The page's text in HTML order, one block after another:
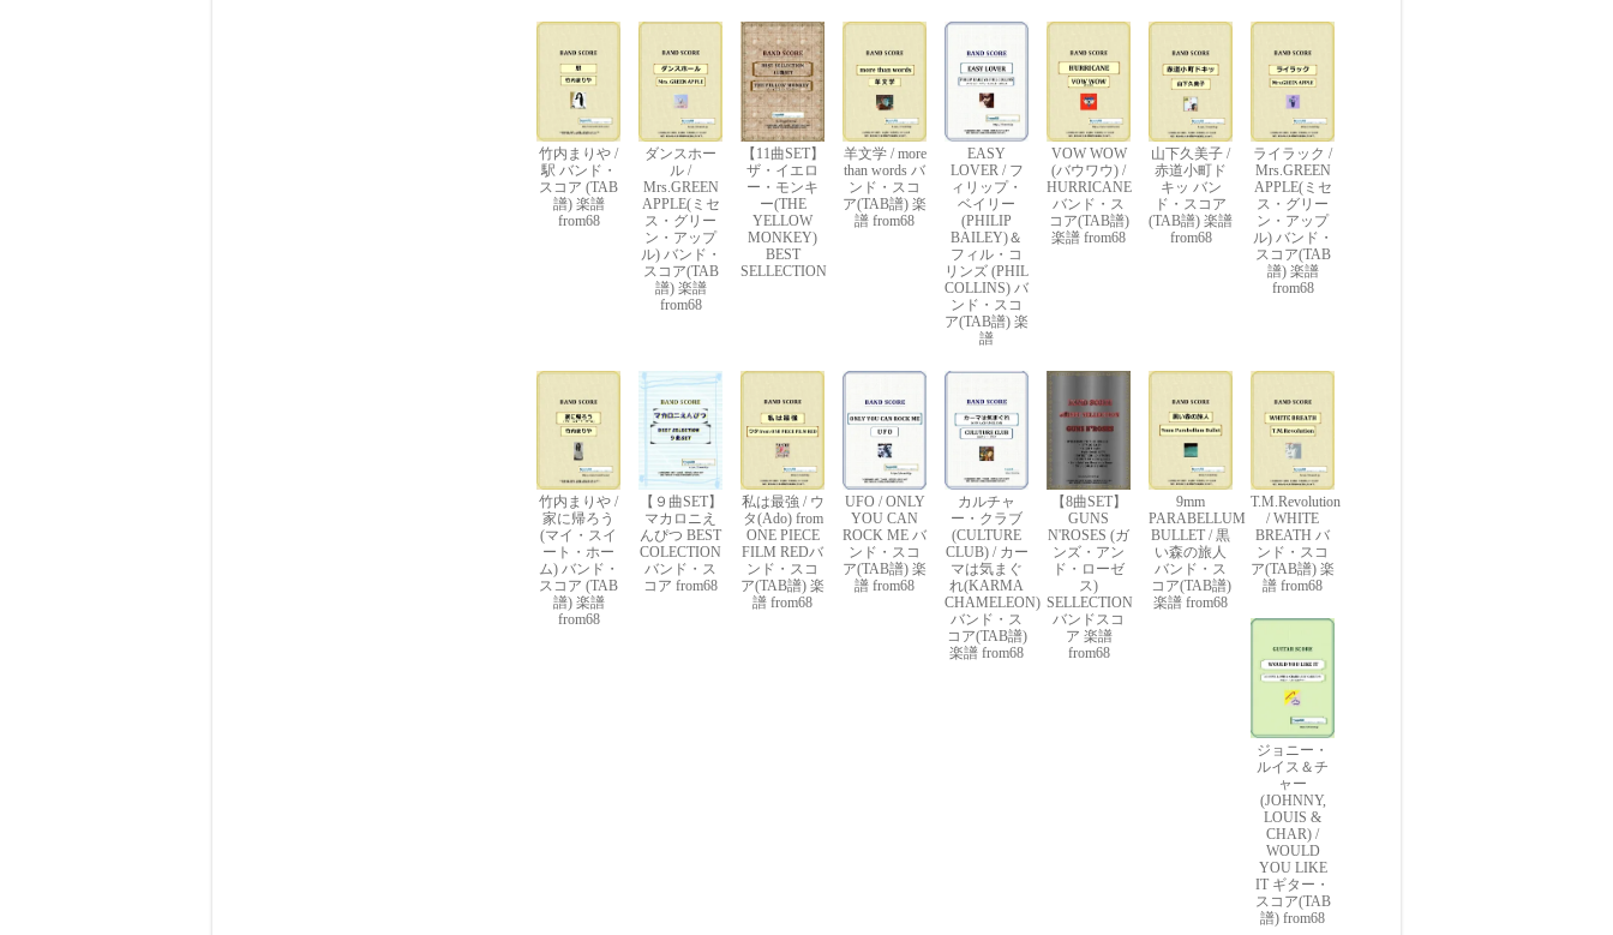
竹内まりや /
駅 バンド・
スコア (TAB
譜) 楽譜
from68
ダンスホー
ル /
Mrs.GREEN
APPLE(ミセ
ス・グリー
ン・アップ
ル) バンド・
スコア(TAB
譜) 楽譜
from68
【11曲SET】
ザ・イエロ
ー・モンキ
ー(THE
YELLOW
MONKEY)
BEST
SELLECTION
羊文学 / more
than words バ
ンド・スコ
ア(TAB譜) 楽
譜 from68
EASY
LOVER / フ
ィリップ・
ベイリー
(PHILIP
BAILEY)＆
フィル・コ
リンズ (PHIL
COLLINS) バ
ンド・スコ
ア(TAB譜) 楽
譜
VOW WOW
(バウワウ) /
HURRICANE
バンド・ス
コア(TAB譜)
楽譜 from68
山下久美子 /
赤道小町ド
キッ バン
ド・スコア
(TAB譜) 楽譜
from68
ライラック /
Mrs.GREEN
APPLE(ミセ
ス・グリー
ン・アップ
ル) バンド・
スコア(TAB
譜) 楽譜
from68
竹内まりや /
家に帰ろう
(マイ・スイ
ート・ホー
ム) バンド・
スコア (TAB
譜) 楽譜
from68
【９曲SET】
マカロニえ
んぴつ BEST
COLECTION
バンド・ス
コア from68
私は最強 / ウ
タ(Ado) from
ONE PIECE
FILM REDバ
ンド・スコ
ア(TAB譜) 楽
譜 from68
UFO / ONLY
YOU CAN
ROCK ME バ
ンド・スコ
ア(TAB譜) 楽
譜 from68
カルチャ
ー・クラブ
(CULTURE
CLUB) / カー
マは気まぐ
れ(KARMA
CHAMELEON)
バンド・ス
コア(TAB譜)
楽譜 from68
【8曲SET】
GUNS
N'ROSES (ガ
ンズ・アン
ド・ローゼ
ス)
SELLECTION
バンドスコ
ア 楽譜
from68
9mm
PARABELLUM
BULLET / 黒
い森の旅人
バンド・ス
コア(TAB譜)
楽譜 from68
T.M.Revolution
/ WHITE
BREATH バ
ンド・スコ
ア(TAB譜) 楽
譜 from68
ジョニー・
ルイス＆チ
ャー
(JOHNNY,
LOUIS &
CHAR) /
WOULD
YOU LIKE
IT ギター・
スコア(TAB
譜) from68